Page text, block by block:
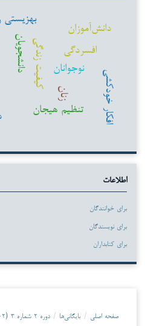
دانشجویانکیفیت زندگی نوجوانان
افسردگی
بهزیستی
دانش‌آموزان
زنان
تنظیم هیجان
افکار خودکشی
اطلاعات
برای خوانندگان
برای نویسندگان
برای کتابداران
صفحه اصلی / بایگانی‌ها / دوره ۲ شماره ۳ (۱۴۰۲): پیاپی ۷